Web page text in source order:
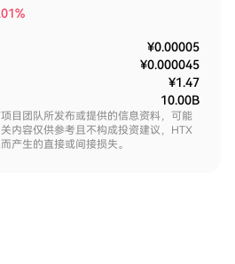
¥0.00005
¥0.000045
¥1.47
10.00B
目团队所发布或提供的信息资料，可能
内容仅供参考且不构成投资建议，HTX
产生的直接或间接损失。